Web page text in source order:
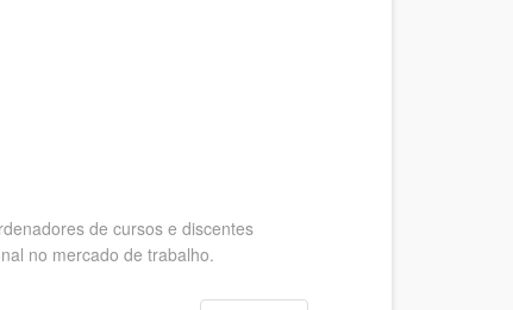
de cursos e discentes
no mercado de trabalho.